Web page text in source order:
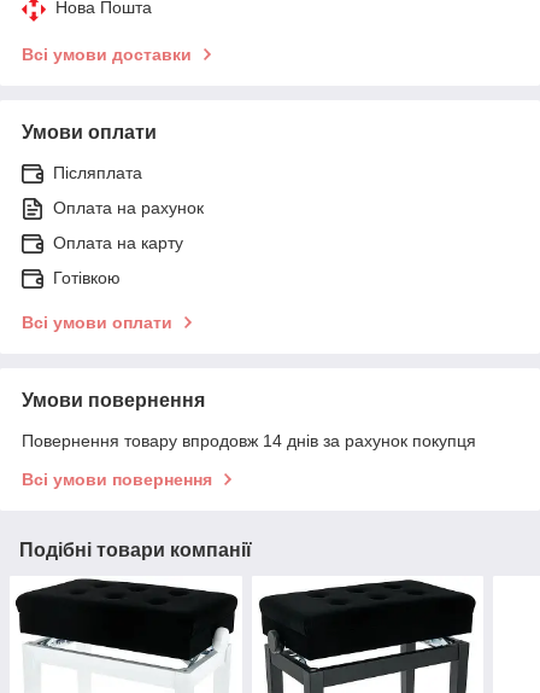
Нова Пошта
Всі умови доставки
Умови оплати
Післяплата
Оплата на рахунок
Оплата на карту
Готівкою
Всі умови оплати
Умови повернення
Повернення товару впродовж 14 днів за рахунок покупця
Всі умови повернення
Подібні товари компанії